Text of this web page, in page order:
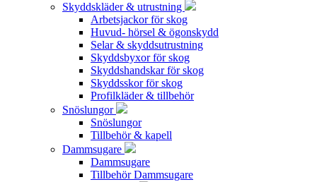
Skyddskläder & utrustning
Arbetsjackor för skog
Huvud- hörsel & ögonskydd
Selar & skyddsutrustning
Skyddsbyxor för skog
Skyddshandskar för skog
Skyddsskor för skog
Profilkläder & tillbehör
Snöslungor
Snöslungor
Tillbehör & kapell
Dammsugare
Dammsugare
Tillbehör Dammsugare